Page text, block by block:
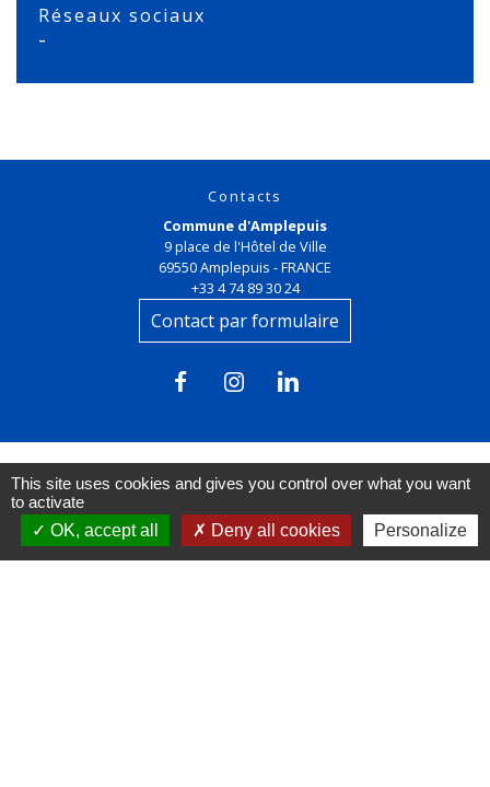
Réseaux sociaux
-
Contacts
Commune d'Amplepuis
9 place de l'Hôtel de Ville
69550 Amplepuis - FRANCE
+33 4 74 89 30 24
Contact par formulaire
Liens
This site uses cookies and gives you control over what you want
to activate
OK, accept all
Deny all cookies Personalize